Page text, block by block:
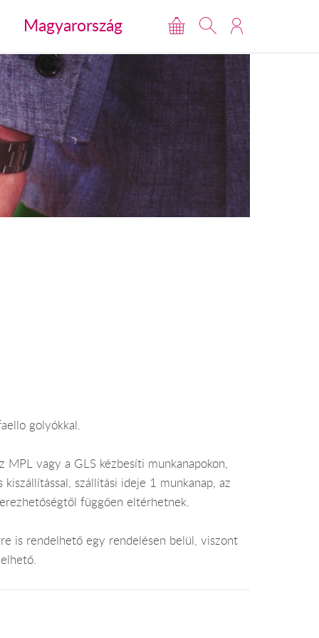
Magyarország
golyókkal.
MPL vagy a GLS kézbesíti munkanapokon,
szállítási ideje 1 munkanap, az
függően eltérhetnek.
is rendelhető egy rendelésen belül, viszont